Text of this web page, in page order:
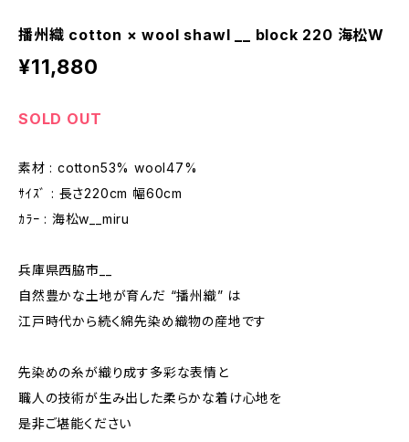
播州織 cotton × wool shawl __ block 220 海松W
¥11,880
SOLD OUT
素材 : cotton53% wool47%
ｻｲｽﾞ : 長さ220cm 幅60cm
ｶﾗｰ : 海松w__miru
兵庫県西脇市__
自然豊かな土地が育んだ “播州織” は
江戸時代から続く綿先染め織物の産地です
先染めの糸が織り成す多彩な表情と
職人の技術が生み出した柔らかな着け心地を
是非ご堪能ください